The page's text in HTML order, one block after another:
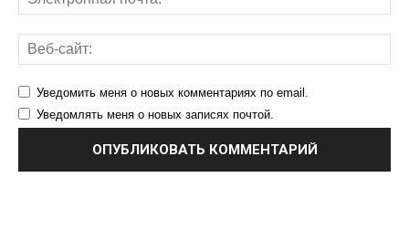
Уведомить меня о новых комментариях по email.
Уведомлять меня о новых записях почтой.